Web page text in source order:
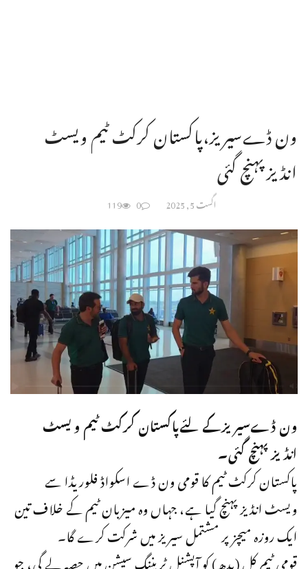
ون ڈےسیریز،پاکستان کرکٹ ٹیم ویسٹ
انڈیزپہنچ گئی
اگست 5, 2025 0
119
ون ڈےسیریزکےلئےپاکستان کرکٹ ٹیم ویسٹ
انڈیزپہنچ گئی۔
پاکستان کرکٹ ٹیم کا قومی ون ڈے اسکواڈ فلوریڈا سے
ویسٹ انڈیز پہنچ گیا ہے، جہاں وہ میزبان ٹیم کے خلاف تین
ایک روزہ میچز پر مشتمل سیریز میں شرکت کرے گا۔
قومی ٹیم کل (بدھ) کو آپشنل ٹریننگ سیشن میں حصہ لے گی، جو